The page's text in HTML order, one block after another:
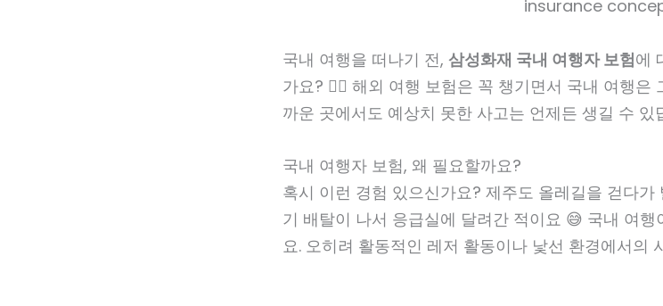
국내 여행을 떠나기 전, 삼성화재 국내 여행자 보험에
가요? 🙋‍♀️ 해외 여행 보험은 꼭 챙기면서 국내 여행
까운 곳에서도 예상치 못한 사고는 언제든 생길 수 있
국내 여행자 보험, 왜 필요할까요?
혹시 이런 경험 있으신가요? 제주도 올레길을 걷다
기 배탈이 나서 응급실에 달려간 적이요 😅 국내 여
요. 오히려 활동적인 레저 활동이나 낯선 환경에서의